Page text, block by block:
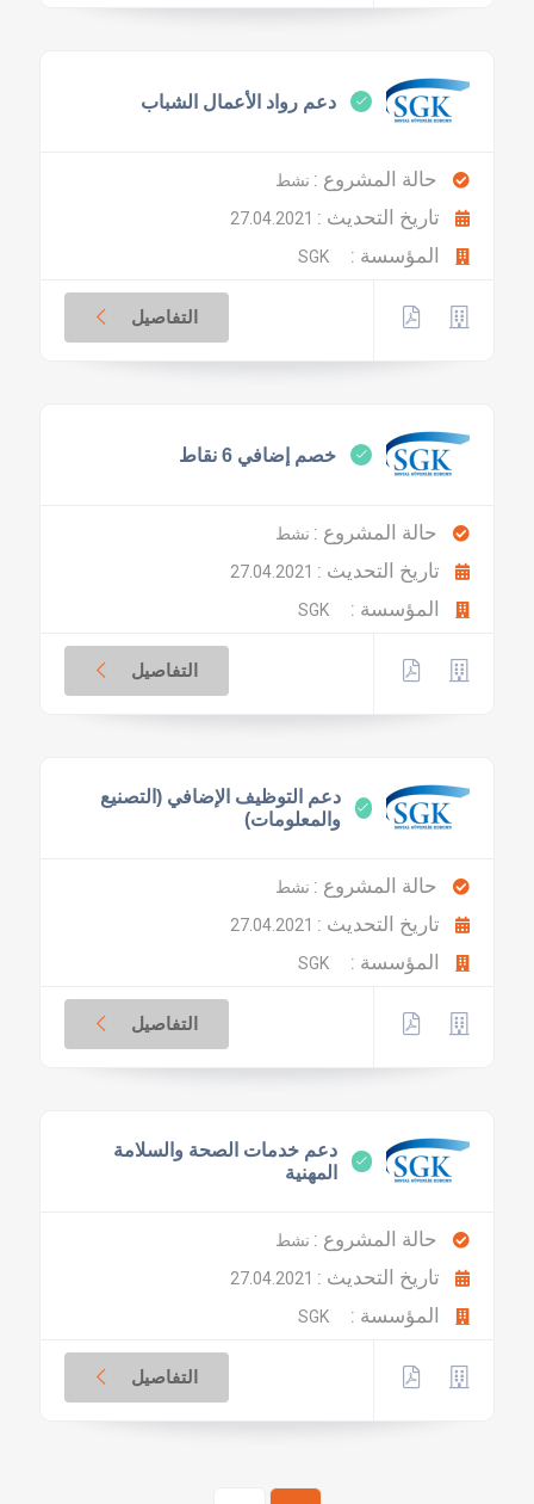
دعم رواد الأعمال الشباب
حالة المشروع : نشط
تاريخ التحديث :
المؤسسة :
التفاصيل
خصم إضافي 6 نقاط
حالة المشروع : نشط
تاريخ التحديث :
المؤسسة :
التفاصيل
دعم التوظيف الإضافي (التصنيع
والمعلومات)
حالة المشروع : نشط
تاريخ التحديث :
المؤسسة :
التفاصيل
دعم خدمات الصحة والسلامة
المهنية
حالة المشروع : نشط
تاريخ التحديث :
المؤسسة :
التفاصيل